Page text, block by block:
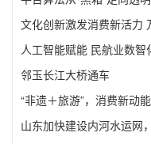
文化创新激发消费新活力
人工智能赋能 民航业数智
邻玉长江大桥通车
“非遗＋旅游”，消费新动能
山东加快建设内河水运网